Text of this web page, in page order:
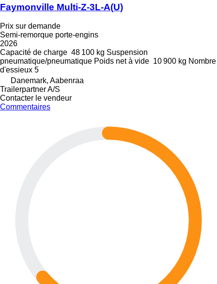
Faymonville Multi-Z-3L-A(U)
Prix sur demande
Semi-remorque porte-engins
2026
Capacité de charge 48 100 kg Suspension
pneumatique/pneumatique Poids net à vide 10 900 kg Nombre
d'essieux 5
Danemark, Aabenraa
Trailerpartner A/S
Contacter le vendeur
Commentaires